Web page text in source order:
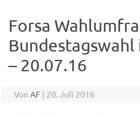
Forsa
– 20.07.16
Von AF | 20. Juli 2016